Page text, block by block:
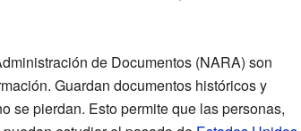
de Documentos (NARA) son
Guardan documentos históricos y
se pierdan. Esto permite que las personas,